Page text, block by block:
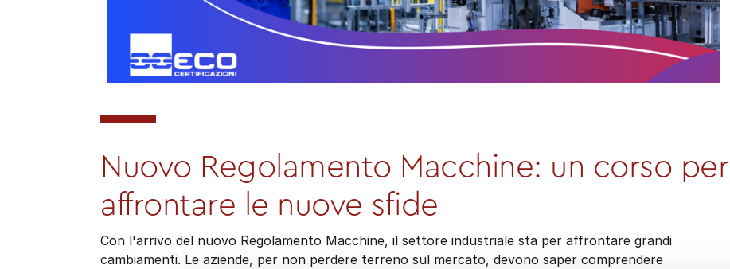
Nuovo Regolamento Macchine: un corso per
affrontare le nuove sfide
Con l'arrivo del nuovo Regolamento Macchine, il settore industriale sta per affrontare grandi
cambiamenti. Le aziende, per non perdere terreno sul mercato, devono saper comprendere